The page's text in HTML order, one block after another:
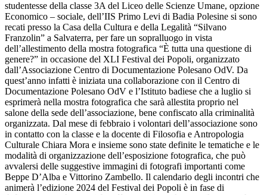
studentesse della classe 3A del Liceo delle Scienze Umane, opzione
Economico – sociale, dell’IIS Primo Levi di Badia Polesine si sono
recati presso la Casa della Cultura e della Legalità “Silvano
Franzolin” a Salvaterra, per fare un sopralluogo in vista
dell’allestimento della mostra fotografica “È tutta una questione di
genere?” in occasione del XLI Festival dei Popoli, organizzato
dall’Associazione Centro di Documentazione Polesano OdV. Da
quest’anno infatti è iniziata una collaborazione con il Centro di
Documentazione Polesano OdV e l’Istituto badiese che a luglio si
esprimerà nella mostra fotografica che sarà allestita proprio nel
salone della sede dell’associazione, bene confiscato alla criminalità
organizzata. Dal mese di febbraio i volontari dell’associazione sono
in contatto con la classe e la docente di Filosofia e Antropologia
Culturale Chiara Mora e insieme sono state definite le tematiche e le
modalità di organizzazione dell’esposizione fotografica, che può
avvalersi delle suggestive immagini di fotografi importanti come
Beppe D’Alba e Vittorino Zambello. Il calendario degli incontri che
animerà l’edizione 2024 del Festival dei Popoli è in fase di